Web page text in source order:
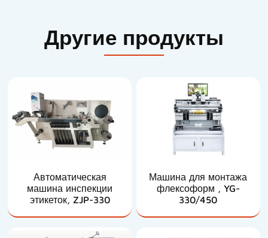
Другие продукты
Автоматическая
машина инспекции
этикеток, ZJP-330
Машина для монтажа
флексоформ , YG-
330/450